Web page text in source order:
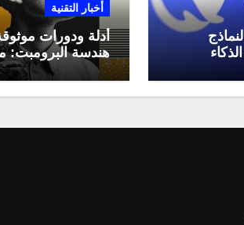
عام
أخبار التقنية
أدلة ودورات
هندسة البرومبت:
لعام 2025